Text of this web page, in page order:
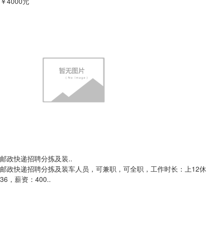
邮政快递招聘分拣及装..
邮政快递招聘分拣及装车人员，可兼职，可全职，工作时长：上12休
36，薪资：400..